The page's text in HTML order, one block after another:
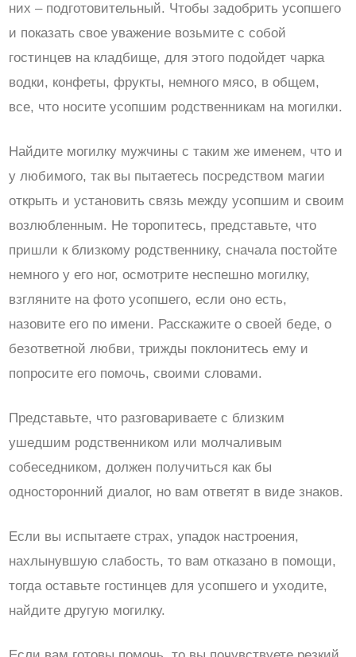
них – подготовительный. Чтобы задобрить усопшего
и показать свое уважение возьмите с собой
гостинцев на кладбище, для этого подойдет чарка
водки, конфеты, фрукты, немного мясо, в общем,
все, что носите усопшим родственникам на могилки.
Найдите могилку мужчины с таким же именем, что и
у любимого, так вы пытаетесь посредством магии
открыть и установить связь между усопшим и своим
возлюбленным. Не торопитесь, представьте, что
пришли к близкому родственнику, сначала постойте
немного у его ног, осмотрите неспешно могилку,
взгляните на фото усопшего, если оно есть,
назовите его по имени. Расскажите о своей беде, о
безответной любви, трижды поклонитесь ему и
попросите его помочь, своими словами.
Представьте, что разговариваете с близким
ушедшим родственником или молчаливым
собеседником, должен получиться как бы
односторонний диалог, но вам ответят в виде знаков.
Если вы испытаете страх, упадок настроения,
нахлынувшую слабость, то вам отказано в помощи,
тогда оставьте гостинцев для усопшего и уходите,
найдите другую могилку.